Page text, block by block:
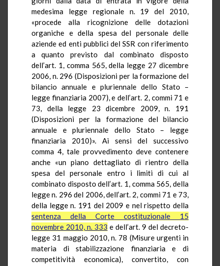
medesima legge regionale n. 19 del 2010,
«procede alla ricognizione delle dotazioni
organiche e della spesa del personale delle
aziende ed enti pubblici del SSR con riferimento
a quanto previsto dal combinato disposto
dell’art. 1, comma 565, della legge 27 dicembre
2006, n. 296 (Disposizioni per la formazione del
bilancio annuale e pluriennale dello Stato –
legge finanziaria 2007), e dell’art. 2, commi 71 e
73, della legge 23 dicembre 2009, n. 191
(Disposizioni per la formazione del bilancio
annuale e pluriennale dello Stato – legge
finanziaria 2010)». Ai sensi del successivo
comma 4, tale provvedimento deve contenere
anche «un piano dettagliato di rientro della
spesa del personale entro i limiti di cui al
combinato disposto dell’art. 1, comma 565, della
legge n. 296 del 2006, dell’art. 2, commi 71 e 73,
della legge n. 191 del 2009 e nel rispetto della
sentenza della Corte costituzionale 15
novembre 2010, n. 333 e dell’art. 9 del decreto-
legge 31 maggio 2010, n. 78 (Misure urgenti in
materia di stabilizzazione finanziaria e di
competitività economica), convertito, con